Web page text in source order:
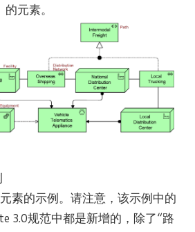
元素。
素的示例。请注意，该示例中的
3.0规范中都是新增的，除了“路